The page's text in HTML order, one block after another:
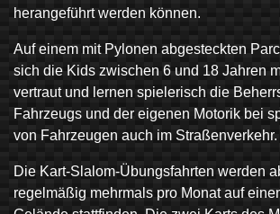
herangeführt werden können.
Auf einem mit Pylonen abgesteckten
sich die Kids zwischen 6 und 18 Jahren
vertraut und lernen spielerisch die
Fahrzeugs und der eigenen Motorik bei
von Fahrzeugen auch im Straßenverkehr.
Die Kart-Slalom-Übungsfahrten werden
regelmäßig mehrmals pro Monat auf